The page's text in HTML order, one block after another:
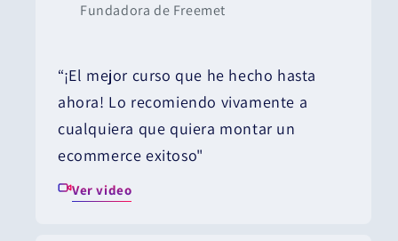
Fundadora de Freemet
“¡El mejor curso que he hecho hasta
ahora! Lo recomiendo vivamente a
cualquiera que quiera montar un
ecommerce exitoso"
Ver video